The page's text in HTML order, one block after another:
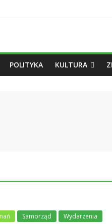
POLITYKA KULTURA
Samorząd Wydarzenia